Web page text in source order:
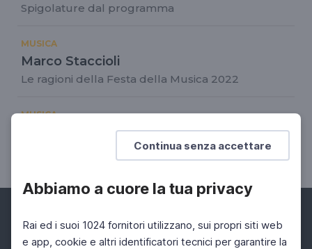
Continua senza accettare
Abbiamo a cuore la tua privacy
Rai ed i suoi 1024 fornitori utilizzano, sui propri siti web
e app, cookie e altri identificatori tecnici per garantire la
Spigolature dal programma
MUSICA
Marco Staccioli
Le ragioni della Festa della Musica 2022
MUSICA
Festa della Musica: Marco Staccioli
intervista al Presidente AIPFM